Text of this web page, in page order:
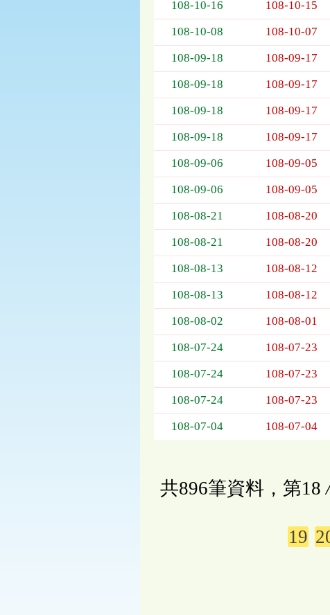
位
為：
期、
標
108-10-16 108-10-15
108-10-08 108-10-07
108-09-18 108-09-17
108-09-18 108-09-17
108-09-18 108-09-17
108-09-18 108-09-17
108-09-06 108-09-05
108-09-06 108-09-05
108-08-21 108-08-20
108-08-21 108-08-20
108-08-13 108-08-12
108-08-13 108-08-12
108-08-02 108-08-01
108-07-24 108-07-23
108-07-24 108-07-23
108-07-24 108-07-23
108-07-04 108-07-04
共896筆資料，第18
19